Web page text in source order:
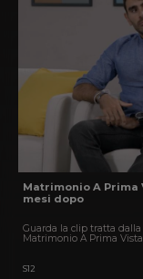
Matrimonio A Prima
mesi dopo
Guarda la clip tratta
Matrimonio A Prima Vista
S12